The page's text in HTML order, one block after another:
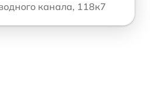
канала, 118к7